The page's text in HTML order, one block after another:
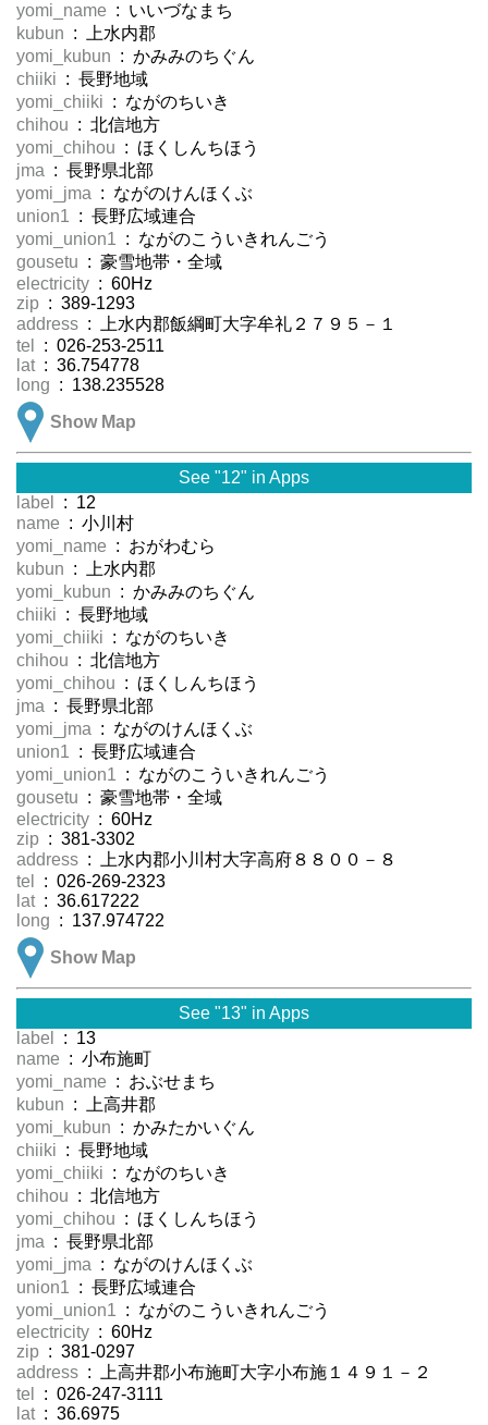
yomi_name : いいづなまち
kubun : 上水内郡
yomi_kubun : かみみのちぐん
chiiki : 長野地域
yomi_chiiki : ながのちいき
chihou : 北信地方
yomi_chihou : ほくしんちほう
jma : 長野県北部
yomi_jma : ながのけんほくぶ
union1 : 長野広域連合
yomi_union1 : ながのこういきれんごう
gousetu : 豪雪地帯・全域
electricity : 60Hz
zip : 389-1293
address : 上水内郡飯綱町大字牟礼２７９５－１
tel
: 026-253-2511
lat : 36.754778
long : 138.235528
Show Map
See "12" in Apps
label
: 12
name : 小川村
yomi_name : おがわむら
kubun : 上水内郡
yomi_kubun : かみみのちぐん
chiiki : 長野地域
yomi_chiiki : ながのちいき
chihou : 北信地方
yomi_chihou : ほくしんちほう
jma : 長野県北部
yomi_jma : ながのけんほくぶ
union1 : 長野広域連合
yomi_union1 : ながのこういきれんごう
gousetu : 豪雪地帯・全域
electricity : 60Hz
zip : 381-3302
address : 上水内郡小川村大字高府８８００－８
tel
: 026-269-2323
lat : 36.617222
long : 137.974722
Show Map
See "13" in Apps
label
: 13
name : 小布施町
yomi_name : おぶせまち
kubun : 上高井郡
yomi_kubun : かみたかいぐん
chiiki : 長野地域
yomi_chiiki : ながのちいき
chihou : 北信地方
yomi_chihou : ほくしんちほう
jma : 長野県北部
yomi_jma : ながのけんほくぶ
union1 : 長野広域連合
yomi_union1 : ながのこういきれんごう
electricity : 60Hz
zip : 381-0297
address : 上高井郡小布施町大字小布施１４９１－２
tel
: 026-247-3111
lat : 36.6975